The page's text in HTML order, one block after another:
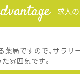
求人
薬局ですので、サラリ
雰囲気です。